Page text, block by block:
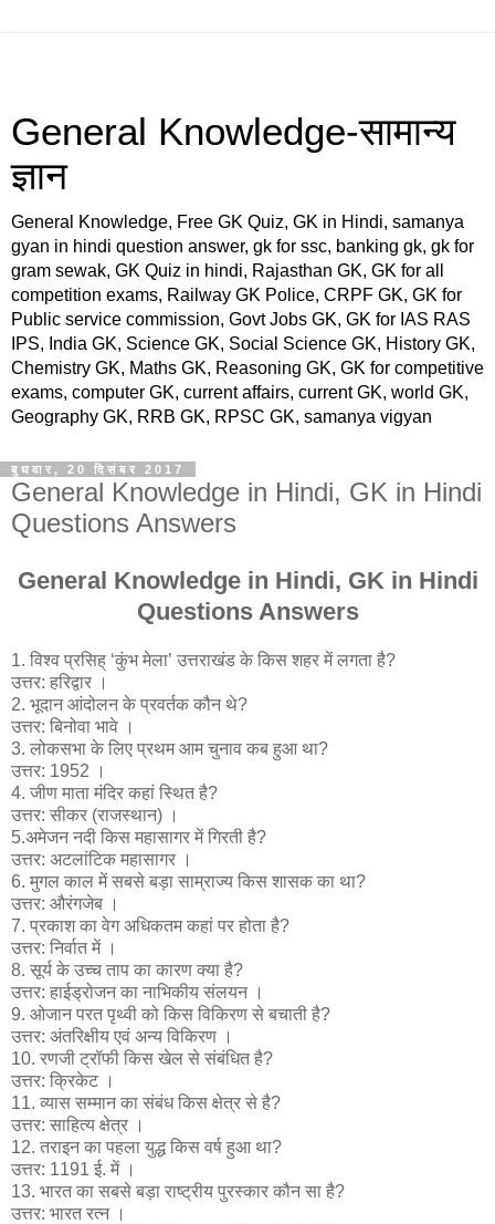
General Knowledge-सामान्य
ज्ञान
General Knowledge, Free GK Quiz, GK in Hindi, samanya
gyan in hindi question answer, gk for ssc, banking gk, gk for
gram sewak, GK Quiz in hindi, Rajasthan GK, GK for all
competition exams, Railway GK Police, CRPF GK, GK for
Public service commission, Govt Jobs GK, GK for IAS RAS
IPS, India GK, Science GK, Social Science GK, History GK,
Chemistry GK, Maths GK, Reasoning GK, GK for competitive
exams, computer GK, current affairs, current GK, world GK,
Geography GK, RRB GK, RPSC GK, samanya vigyan
बुधवार, 20 दिसंबर 2017
General Knowledge in Hindi, GK in Hindi
Questions Answers
General Knowledge in Hindi, GK in Hindi
Questions Answers
1. विश्व प्रसिह् ‘कुंभ मेला’ उत्तराखंड के किस शहर में लगता है?
उत्तर: हरिद्वार ।
2. भूदान आंदोलन के प्रवर्तक कौन थे?
उत्तर: बिनोवा भावे ।
3. लोकसभा के लिए प्रथम आम चुनाव कब हुआ था?
उत्तर: 1952 ।
4. जीण माता मंदिर कहां स्थित है?
उत्तर: सीकर (राजस्थान) ।
5.अमेजन नदी किस महासागर में गिरती है?
उत्तर: अटलांटिक महासागर ।
6. मुगल काल में सबसे बड़ा साम्राज्य किस शासक का था?
उत्तर: औरंगजेब ।
7. प्रकाश का वेग अधिकतम कहां पर होता है?
उत्तर: निर्वात में ।
8. सूर्य के उच्च ताप का कारण क्या है?
उत्तर: हाईड्रोजन का नाभिकीय संलयन ।
9. ओजान परत पृथ्वी को किस विकिरण से बचाती है?
उत्तर: अंतरिक्षीय एवं अन्य विकिरण ।
10. रणजी ट्रॉफी किस खेल से संबंधित है?
उत्तर: क्रिकेट ।
11. व्यास सम्मान का संबंध किस क्षेत्र से है?
उत्तर: साहित्य क्षेत्र ।
12. तराइन का पहला युद्ध किस वर्ष हुआ था?
उत्तर: 1191 ई. में ।
13. भारत का सबसे बड़ा राष्ट्रीय पुरस्कार कौन सा है?
उत्तर: भारत रत्न ।